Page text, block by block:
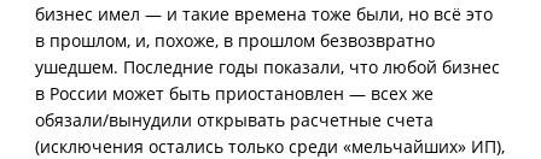
бизнес имел — и такие времена тоже были, но всё это
в прошлом, и, похоже, в прошлом безвозвратно
ушедшем. Последние годы показали, что любой бизнес
в России может быть приостановлен — всех же
обязали/вынудили открывать расчетные счета
(исключения остались только среди «мельчайших» ИП),